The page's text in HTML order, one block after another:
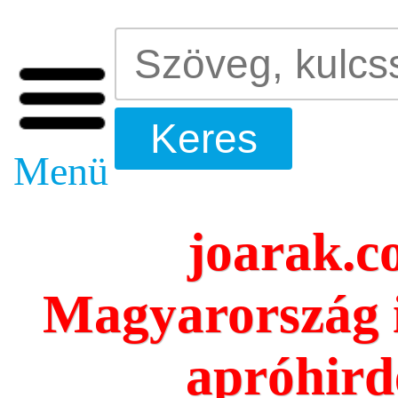
Menü
Magyarország